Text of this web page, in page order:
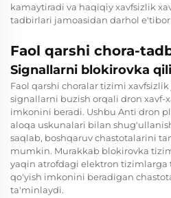
kamaytiradi va haqiqiy xavfsizlik
tadbirlari jamoasidan darhol
Faol qarshi chora-
Signallarni blokirovka
Faol qarshi choralar tizimi
signallarni buzish orqali dron xavf-
imkonini beradi. Ushbu Anti dron
aloqa uskunalari bilan
saqlab, boshqaruv chastotalarini
mumkin. Murakkab blokirovka
yaqin atrofdagi elektron tizimlarga
qo'yish imkonini beradigan
ta'minlaydi.